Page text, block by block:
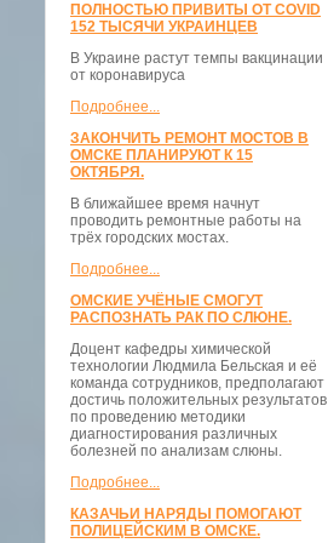
ПОЛНОСТЬЮ ПРИВИТЫ ОТ COVID
152 ТЫСЯЧИ УКРАИНЦЕВ
В Украине растут темпы вакцинации
от коронавируса
Подробнее...
ЗАКОНЧИТЬ РЕМОНТ МОСТОВ В
ОМСКЕ ПЛАНИРУЮТ К 15
ОКТЯБРЯ.
В ближайшее время начнут
проводить ремонтные работы на
трёх городских мостах.
Подробнее...
ОМСКИЕ УЧЁНЫЕ СМОГУТ
РАСПОЗНАТЬ РАК ПО СЛЮНЕ.
Доцент кафедры химической
технологии Людмила Бельская и её
команда сотрудников, предполагают
достичь положительных результатов
по проведению методики
диагностирования различных
болезней по анализам слюны.
Подробнее...
КАЗАЧЬИ НАРЯДЫ ПОМОГАЮТ
ПОЛИЦЕЙСКИМ В ОМСКЕ.